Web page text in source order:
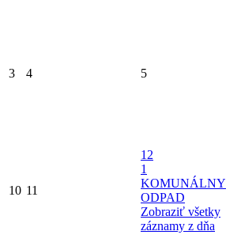
3 4 5
10 11
12
1
KOMUNÁLNY
ODPAD
Zobraziť všetky
záznamy z dňa